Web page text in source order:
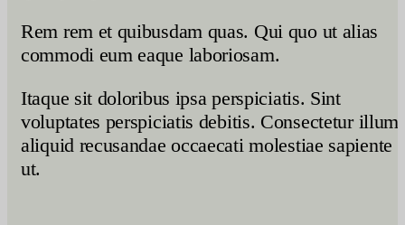
Rem rem et quibusdam quas. Qui quo ut alias
commodi eum eaque laboriosam.
Itaque sit doloribus ipsa perspiciatis. Sint
voluptates perspiciatis debitis. Consectetur illum
aliquid recusandae occaecati molestiae sapiente
ut.